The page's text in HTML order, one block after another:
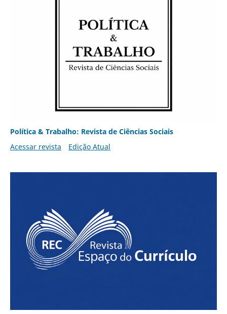
Política & Trabalho: Revista de Ciências Sociais
Acessar revista
Edição Atual